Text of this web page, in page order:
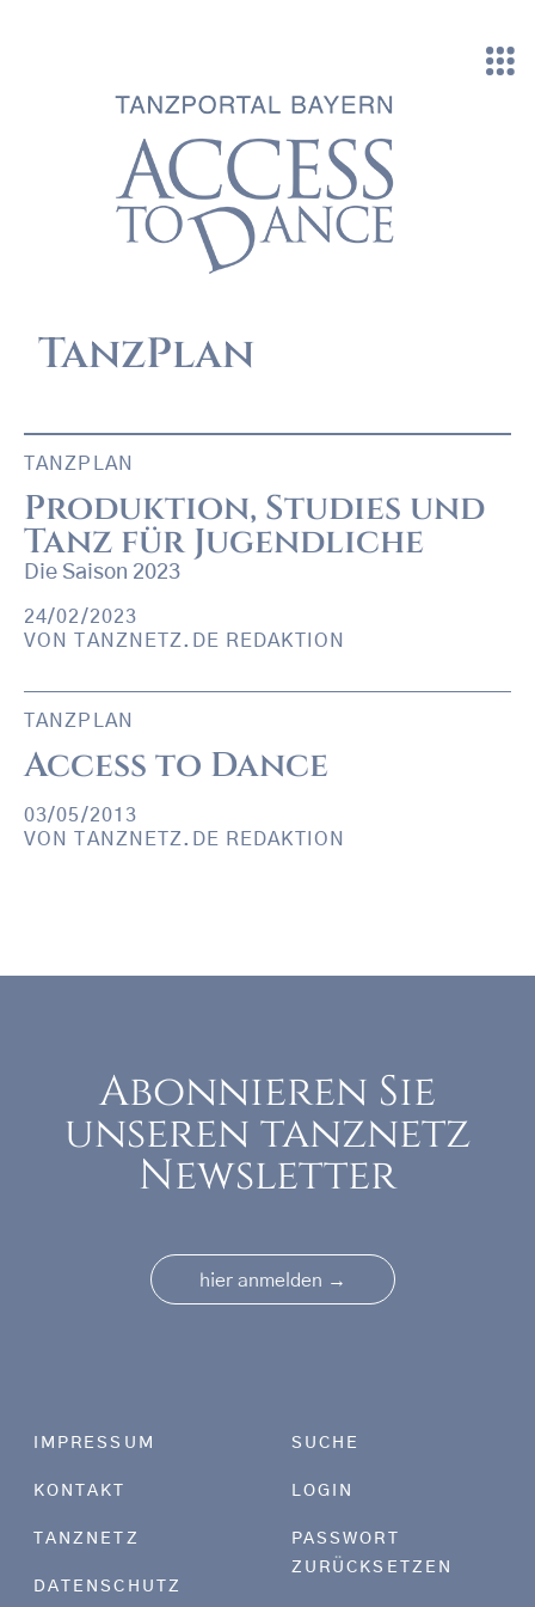
TanzPlan
TANZPLAN
Produktion, Studies und
Tanz für Jugendliche
Die Saison 2023
24/02/2023
VONTANZNETZ.DE REDAKTION
TANZPLAN
Access to Dance
03/05/2013
VON
TANZNETZ.DE REDAKTION
Abonnieren Sie
unseren tanznetz
Newsletter
hier anmelden →
Footer menu
IMPRESSUM
KONTAKT
TANZNETZ
DATENSCHUTZ
SUCHE
LOGIN
PASSWORT
ZURÜCKSETZEN